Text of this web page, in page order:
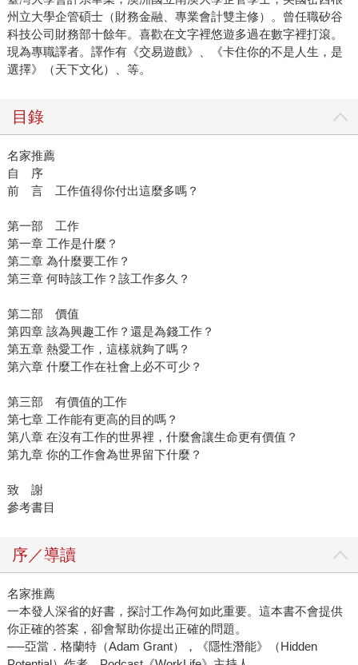
州立大學企管碩士（財務金融、專業會計雙主修）。曾任職矽谷
科技公司財務部十餘年。喜歡在文字裡悠遊多過在數字裡打滾。
現為專職譯者。譯作有《交易遊戲》、《卡住你的不是人生，是
選擇》（天下文化）、等。
目錄
名家推薦
自 序
前 言 工作值得你付出這麼多嗎？
第一部 工作
第一章 工作是什麼？
第二章 為什麼要工作？
第三章 何時該工作？該工作多久？
第二部 價值
第四章 該為興趣工作？還是為錢工作？
第五章 熱愛工作，這樣就夠了嗎？
第六章 什麼工作在社會上必不可少？
第三部 有價值的工作
第七章 工作能有更高的目的嗎？
第八章 在沒有工作的世界裡，什麼會讓生命更有價值？
第九章 你的工作會為世界留下什麼？
致 謝
參考書目
序／導讀
名家推薦
一本發人深省的好書，探討工作為何如此重要。這本書不會提供
你正確的答案，卻會幫助你提出正確的問題。
──亞當．格蘭特（Adam Grant），《隱性潛能》（Hidden